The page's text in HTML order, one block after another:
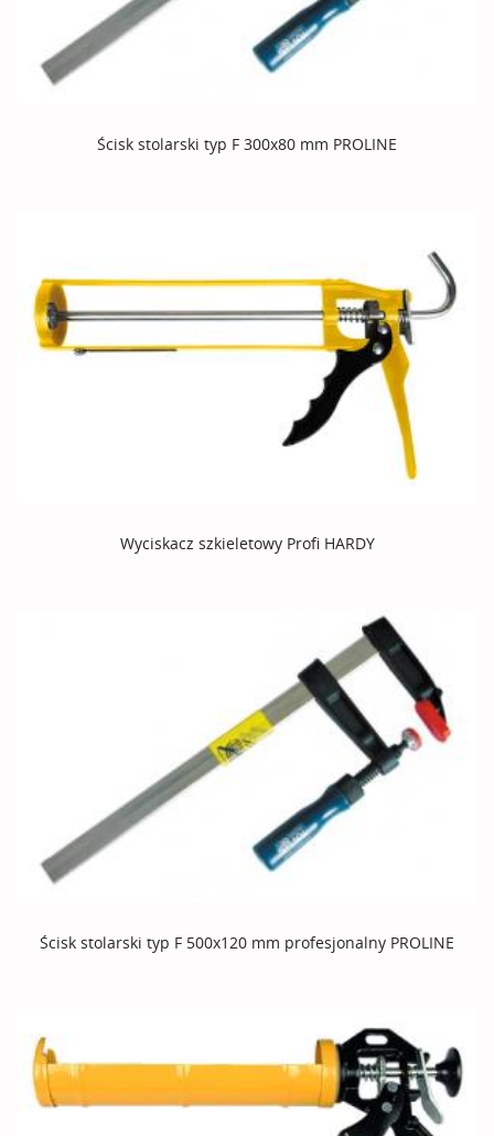
Ścisk stolarski typ F 300x80 mm PROLINE
Wyciskacz szkieletowy Profi HARDY
Ścisk stolarski typ F 500x120 mm profesjonalny PROLINE